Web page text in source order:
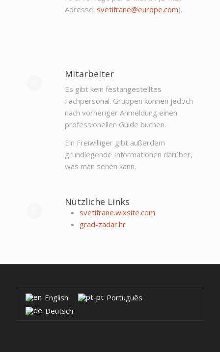
Adresse: svetifrane@europe.com).
Mitarbeiter
Es gibt kein festangestelltes
Fachpersonal. Gruppen können jedoch
nach vorheriger Anmeldung einen
professionellen Guide buchen.
Ein Freiwilliger gibt außerdem
grundlegende Informationen darüber,
was man sehen kann.
Nützliche Links
svetifrane.wixsite.com
grad-zadar.hr
English
Português
Deutsch